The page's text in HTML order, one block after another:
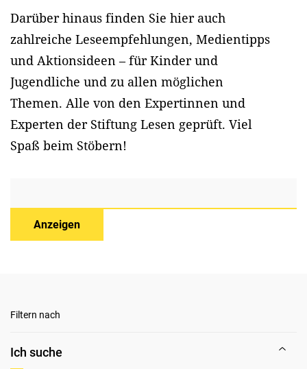
Darüber hinaus finden Sie hier auch
zahlreiche Leseempfehlungen, Medientipps
und Aktionsideen – für Kinder und
Jugendliche und zu allen möglichen
Themen. Alle von den Expertinnen und
Experten der Stiftung Lesen geprüft. Viel
Spaß beim Stöbern!
Anzeigen
Filtern nach
Ich suche